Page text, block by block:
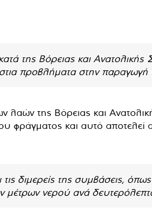
της Βόρειας και Ανατολικής
προβλήματα στην παραγωγή
λαών της Βόρειας και
και αυτό αποτελεί
τις διμερείς της συμβάσεις,
μέτρων νερού ανά